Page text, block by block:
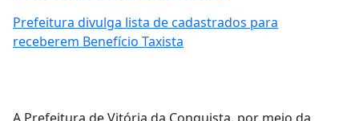
Prefeitura divulga lista de cadastrados para
receberem Benefício Taxista
A Prefeitura de Vitória da Conquista, por meio da